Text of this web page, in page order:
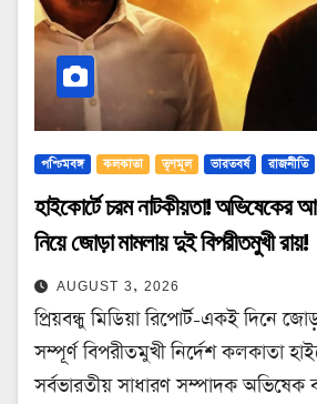
পশ্চিমবঙ্গ কলকাতা তৃণমূল ভারতবর্ষ রাজনীতি
হাইকোর্টে চরম নাটকীয়তা! অভিষেকের
নিয়ে জোড়া মামলায় দুই বিপরীতমুখী রায়!
AUGUST 3, 2026
প্রিয়বন্ধু মিডিয়া রিপোর্ট-একই দিনে
সম্পূর্ণ বিপরীতমুখী নির্দেশ কলকাতা
সর্বভারতীয় সাধারণ সম্পাদক অভিষেক